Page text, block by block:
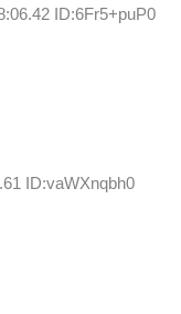
ID:6Fr5+puP0
ID:vaWXnqbh0